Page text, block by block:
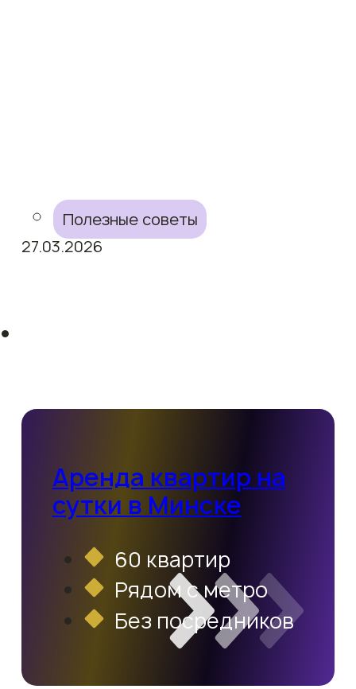
Полезные советы
27.03.2026
Аренда квартир на
сутки в Минске
60 квартир
Рядом с метро
Без посредников